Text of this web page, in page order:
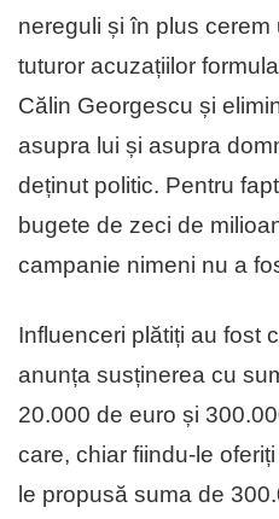
nereguli și în plus cerem
tuturor acuzațiilor
Călin Georgescu și
asupra lui și asupra
deținut politic. Pentru
bugete de zeci de
campanie nimeni nu a
Influenceri plătiți au fost
anunța susținerea cu
20.000 de euro și
care, chiar fiindu-le
le propusă suma de